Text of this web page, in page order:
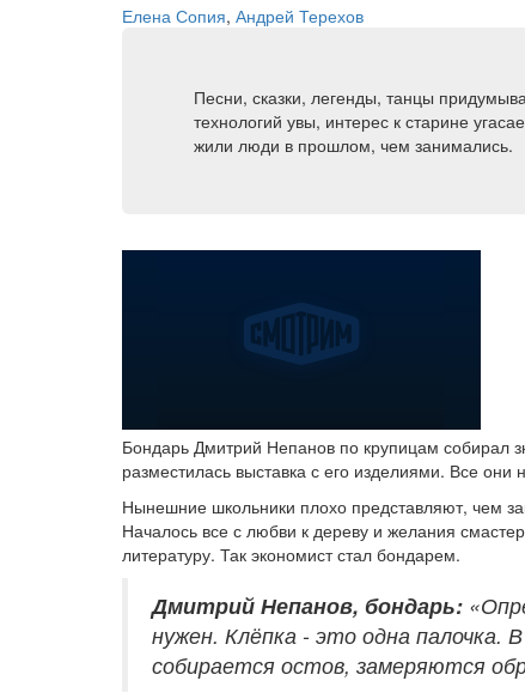
Елена Сопия, Андрей Терехов
Песни, сказки, легенды, танцы
технологий увы, интерес к старине
жили люди в прошлом, чем занимались.
Бондарь Дмитрий Непанов по крупицам собирал
разместилась выставка с его изделиями. Все
Нынешние школьники плохо представляют, чем
Началось все с любви к дереву и желания
литературу. Так экономист стал бондарем.
Дмитрий Непанов, бондарь:
нужен. Клёпка - это одна палочка.
собирается остов, замеряются